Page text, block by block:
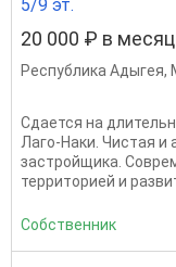
5/9 эт.
20 000 ₽ в месяц
Республика Адыгея,
Сдается на
Лаго-Наки. Чистая и
застройщика.
территорией и
Собственник